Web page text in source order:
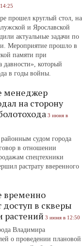
прошел круглый стол, на
и Ярославской
актуальные задачи по
Мероприятие прошло в
памяти при
давности», который
в годы войны.
менеджер
на сторону
3 июня в
судом города
в отношении
спецтехники
растрату вверенного
временно
доступ в скверы
растений 3 июня в 12:50
Владимира
о проведении плановой